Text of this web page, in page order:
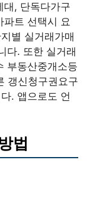
대, 단독다가구
파트 선택시 요
별 실거래가매
다. 또한 실거래
부동산중개소등
갱신청구권요구
. 앱으로도 언
법